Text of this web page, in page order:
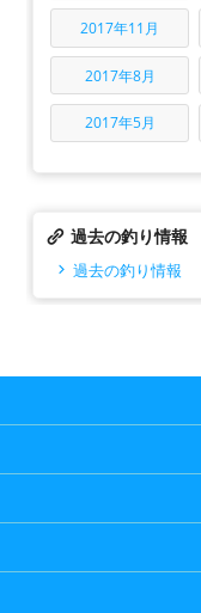
2017年11月
2017年8月
2017年5月
過去の釣り情報
過去の釣り情報